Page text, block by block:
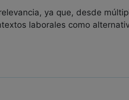
ya que, desde
laborales como